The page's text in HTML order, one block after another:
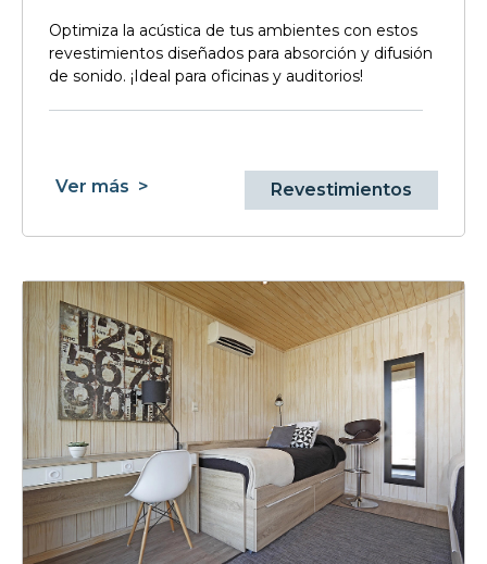
Optimiza la acústica de tus ambientes con estos
revestimientos diseñados para absorción y difusión
de sonido. ¡Ideal para oficinas y auditorios!
Ver más > Revestimientos